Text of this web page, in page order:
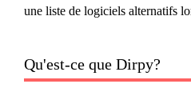
une liste de logiciels alternatifs
Qu'est-ce que Dirpy?